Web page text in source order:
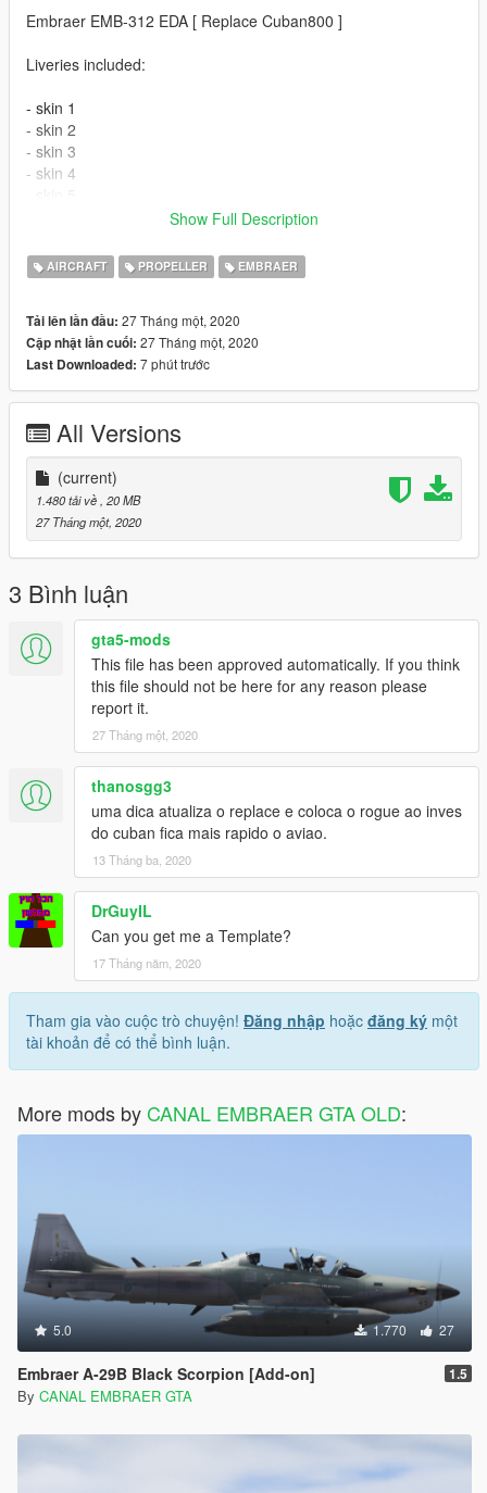
Embraer EMB-312 EDA [ Replace Cuban800 ]
Liveries included:
- skin 1
- skin 2
- skin 3
- skin 4
Features
- High-quality 3D model
- A well-designed cabin
- Adjusted optics
- The windows are broken.
Please show what you with new models update !!!
Please show your support by donating. This helps
Show Full Description
AIRCRAFT PROPELLER EMBRAER
Tải lên lần đầu: 27 Tháng một, 2020
Cập nhật lần cuối: 27 Tháng một, 2020
Last Downloaded: 7 phút trước
All Versions
(current)
1.480 tải về , 20 MB
27 Tháng một, 2020
3 Bình luận
gta5-mods
This file has been approved automatically. If you think
this file should not be here for any reason please
report it.
27 Tháng một, 2020
thanosgg3
uma dica atualiza o replace e coloca o rogue ao inves
do cuban fica mais rapido o aviao.
13 Tháng ba, 2020
DrGuyIL
Can you get me a Template?
17 Tháng năm, 2020
Tham gia vào cuộc trò chuyện! Đăng nhập hoặc đăng ký một
tài khoản để có thể bình luận.
More mods by CANAL EMBRAER GTA OLD:
5.0 1.770 27
Embraer A-29B Black Scorpion [Add-on] 1.5
By CANAL EMBRAER GTA